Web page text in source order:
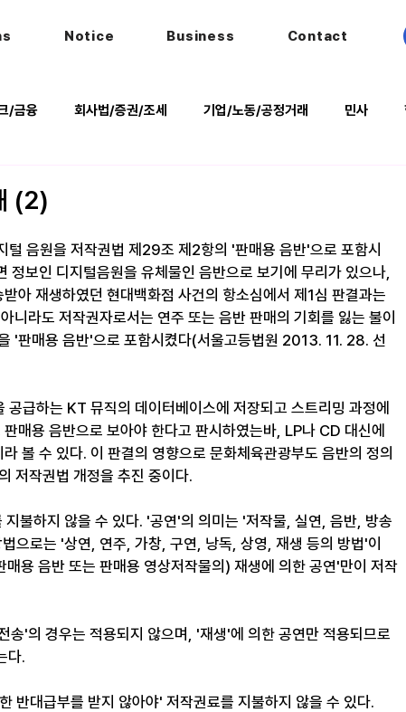
Notice Business Contact
/금융 회사법/증권/조세 기업/노동/공정거래 민사
(2)
털 음원을 저작권법 제29조 제2항의 '판매용 음반'으로 포함시
정보인 디지털음원을 유체물인 음반으로 보기에 무리가 있으나,
아 재생하였던 현대백화점 사건의 항소심에서 제1심 판결과는
니라도 저작권자로서는 연주 또는 음반 판매의 기회를 잃는 불이
'판매용 음반'으로 포함시켰다(서울고등법원 2013. 11. 28. 선
급하는 KT 뮤직의 데이터베이스에 저장되고 스트리밍 과정에
매용 음반으로 보아야 한다고 판시하였는바, LP나 CD 대신에
볼 수 있다. 이 판결의 영향으로 문화체육관광부도 음반의 정의
저작권법 개정을 추진 중이다.
불하지 않을 수 있다. '공연'의 의미는 '저작물, 실연, 음반, 방송
으로는 '상연, 연주, 가창, 구연, 낭독, 상영, 재생 등의 방법'이
용 음반 또는 판매용 영상저작물의) 재생에 의한 공연'만이 저작
'의 경우는 적용되지 않으며, '재생'에 의한 공연만 적용되므로
다.
반대급부를 받지 않아야' 저작권료를 지불하지 않을 수 있다.